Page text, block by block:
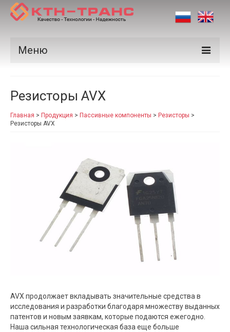
Меню
Производители
Рынки
Резисторы AVX
Главная > Продукция > Пассивные компоненты > Резисторы >
Резисторы AVX
AVX продолжает вкладывать значительные средства в
исследования и разработки благодаря множеству выданных
патентов и новым заявкам, которые подаются ежегодно.
Наша сильная технологическая база еще больше